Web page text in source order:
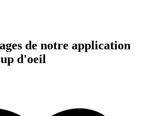
de notre application
d'oeil